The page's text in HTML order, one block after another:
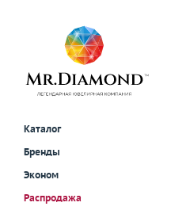
Каталог
Бренды
Эконом
Распродажа
примерки!